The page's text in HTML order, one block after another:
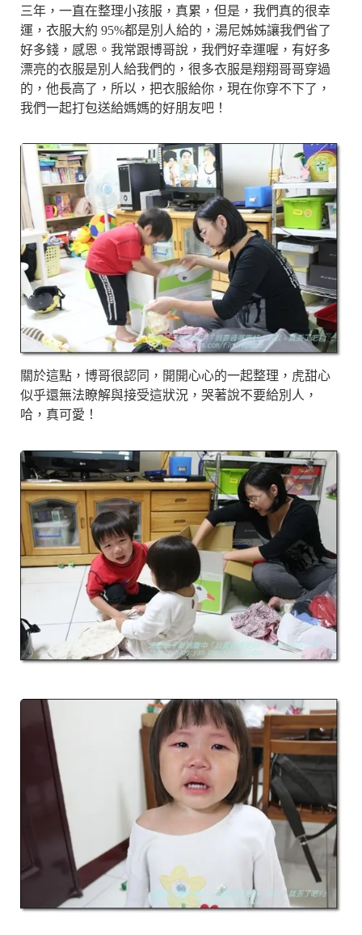
三年，一直在整理小孩服，真累，但是，我們真的很幸
運，衣服大約 95%都是別人給的，湯尼姊姊讓我們省了
好多錢，感恩。我常跟博哥說，我們好幸運喔，有好多
漂亮的衣服是別人給我們的，很多衣服是翔翔哥哥穿過
的，他長高了，所以，把衣服給你，現在你穿不下了，
我們一起打包送給媽媽的好朋友吧！
關於這點，博哥很認同，開開心心的一起整理，虎甜心
似乎還無法瞭解與接受這狀況，哭著說不要給別人，
哈，真可愛！